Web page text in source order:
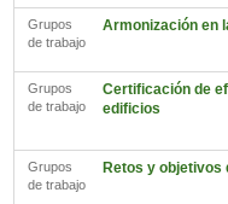
Grupos
de trabajo
Armonización en
Grupos
de trabajo
Certificación de
edificios
Grupos
de trabajo
Retos y objetivos